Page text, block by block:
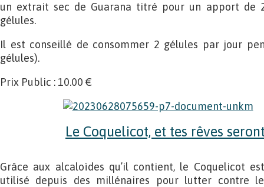
un extrait sec de Guarana titré pour un apport de
gélules.
Il est conseillé de consommer 2 gélules par jour
gélules).
Prix Public : 10.00 €
Le Coquelicot, et tes rêves
Grâce aux alcaloïdes qu’il contient, le Coquelicot
utilisé depuis des millénaires pour lutter contre